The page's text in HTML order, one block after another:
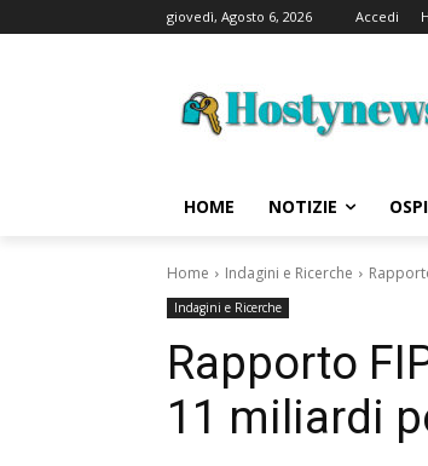
giovedì, Agosto 6, 2026 Accedi
HOME NOTIZIE
Home Indagini e Ricerche
Indagini e Ricerche
Rapporto
11 miliardi